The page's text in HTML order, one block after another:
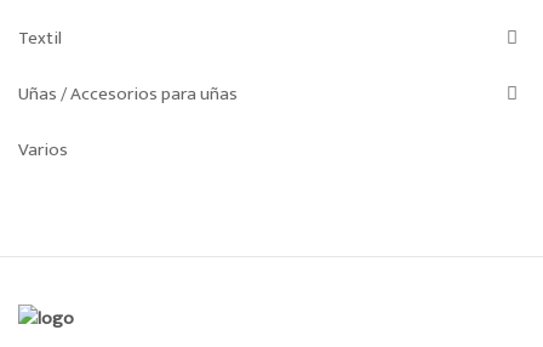
Textil
Uñas / Accesorios para uñas
Varios